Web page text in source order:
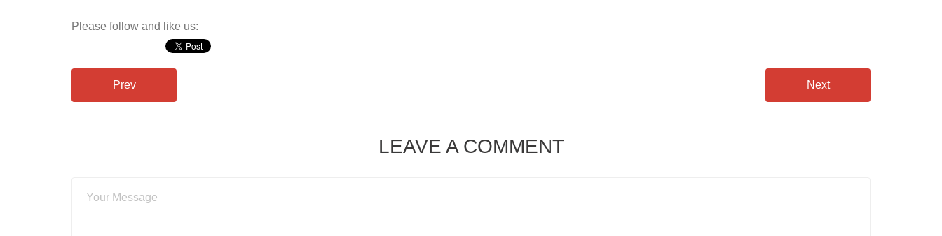
Please follow and like us:
Prev Next
LEAVE A COMMENT